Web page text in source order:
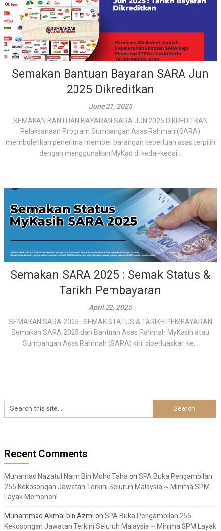
Semakan Bantuan Bayaran SARA Jun
2025 Dikreditkan
June 21, 2025
SEMAKAN BANTUAN BAYARAN SARA JUN 2025 DIKREDITKAN
Pelaksanaan Program Sumbangan Asas Rahmah (SARA)
membolehkan penerima membeli barangan keperluan asas terpilih
dengan menggunakan MyKad di kedai-kedai...
Semakan SARA 2025 : Semak Status &
Tarikh Pembayaran
April 22, 2025
SEMAKAN SARA 2025 : SEMAK STATUS & TARIKH PEMBAYARAN
Semakan SARA 2025 dan Bantuan Asas Rahmah MyKasih atau
Sumbangan Asas Rahmah (SARA) kini diperluaskan ke...
Recent Comments
Muhamad Nazatul Naim Bin Mohd Taha on SPA Buka Pengambilan
255 Kekosongan Jawatan Terkini Seluruh Malaysia ~ Minima SPM
Layak Memohon!
Muhammad Akmal bin Azmi on SPA Buka Pengambilan 255
Kekosongan Jawatan Terkini Seluruh Malaysia ~ Minima SPM Layak